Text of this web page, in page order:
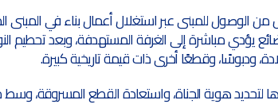
الوصول للمبنى عبر استغلال أعمال بناء في المبنى
يؤدي مباشرة إلى الغرفة المستهدفة، وبعد تحطيم
ودبوسًا، وقطعًا أخرى ذات قيمة تاريخية كبيرة.
لتحديد هوية الجناة، واستعادة القطع المسروقة،